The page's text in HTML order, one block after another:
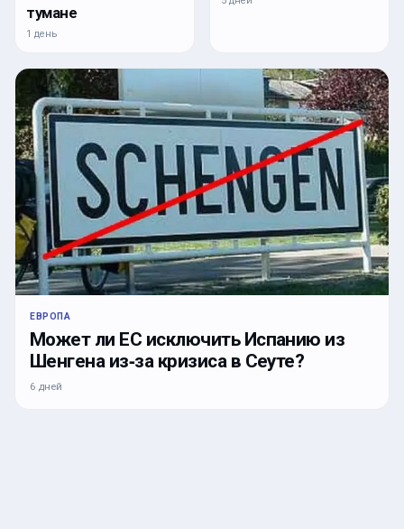
тумане
1 день
ЕВРОПА
Может ли ЕС исключить Испанию из
Шенгена из‑за кризиса в Сеуте?
6 дней